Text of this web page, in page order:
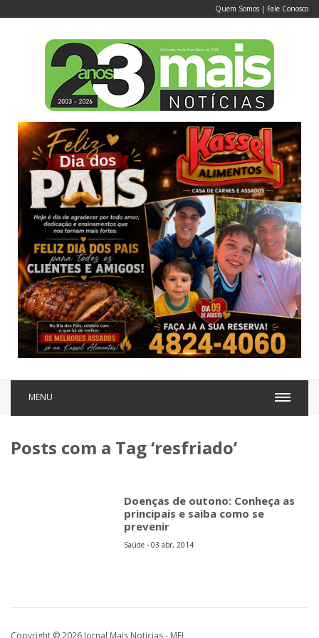
Quem Somos | Fale Conosco
MENU
Posts com a Tag ‘resfriado’
Doenças de outono: Conheça as
principais e saiba como se
prevenir
Saúde - 03 abr, 2014
Copyright © 2026 Jornal Mais Noticias - MEI